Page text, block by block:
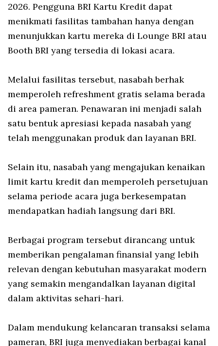
2026. Pengguna BRI Kartu Kredit dapat
menikmati fasilitas tambahan hanya dengan
menunjukkan kartu mereka di Lounge BRI atau
Booth BRI yang tersedia di lokasi acara.
Melalui fasilitas tersebut, nasabah berhak
memperoleh refreshment gratis selama berada
di area pameran. Penawaran ini menjadi salah
satu bentuk apresiasi kepada nasabah yang
telah menggunakan produk dan layanan BRI.
Selain itu, nasabah yang mengajukan kenaikan
limit kartu kredit dan memperoleh persetujuan
selama periode acara juga berkesempatan
mendapatkan hadiah langsung dari BRI.
Berbagai program tersebut dirancang untuk
memberikan pengalaman finansial yang lebih
relevan dengan kebutuhan masyarakat modern
yang semakin mengandalkan layanan digital
dalam aktivitas sehari-hari.
Dalam mendukung kelancaran transaksi selama
pameran, BRI juga menyediakan berbagai kanal